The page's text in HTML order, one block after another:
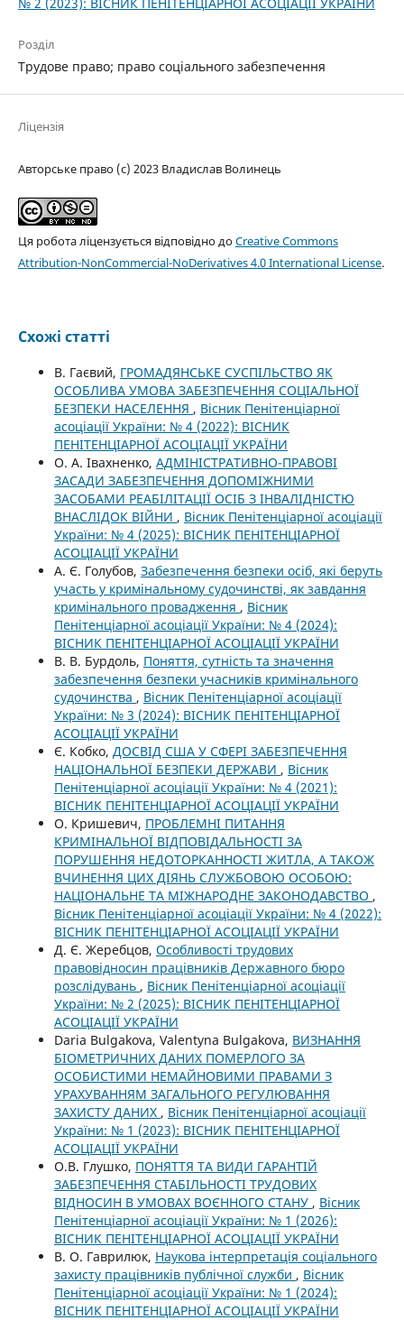
Розділ
Трудове право; право соціального забезпечення
Ліцензія
Авторське право (c) 2023 Владислав Волинець
Ця робота ліцензується відповідно доCreative Commons
Attribution-NonCommercial-NoDerivatives 4.0 International License.
Схожі статті
В. Гаєвий, ГРОМАДЯНСЬКЕ СУСПІЛЬСТВО ЯК
ОСОБЛИВА УМОВА ЗАБЕЗПЕЧЕННЯ СОЦІАЛЬНОЇ
БЕЗПЕКИ НАСЕЛЕННЯ , Вісник Пенітенціарної
асоціації України: № 4 (2022): ВІСНИК
ПЕНІТЕНЦІАРНОЇ АСОЦІАЦІЇ УКРАЇНИ
О. А. Івахненко, АДМІНІСТРАТИВНО-ПРАВОВІ
ЗАСАДИ ЗАБЕЗПЕЧЕННЯ ДОПОМІЖНИМИ
ЗАСОБАМИ РЕАБІЛІТАЦІЇ ОСІБ З ІНВАЛІДНІСТЮ
ВНАСЛІДОК ВІЙНИ , Вісник Пенітенціарної асоціації
України: № 4 (2025): ВІСНИК ПЕНІТЕНЦІАРНОЇ
АСОЦІАЦІЇ УКРАЇНИ
А. Є. Голубов, Забезпечення безпеки осіб, які беруть
участь у кримінальному судочинстві, як завдання
кримінального провадження , Вісник
Пенітенціарної асоціації України: № 4 (2024):
ВІСНИК ПЕНІТЕНЦІАРНОЇ АСОЦІАЦІЇ УКРАЇНИ
В. В. Бурдоль, Поняття, сутність та значення
забезпечення безпеки учасників кримінального
судочинства , Вісник Пенітенціарної асоціації
України: № 3 (2024): ВІСНИК ПЕНІТЕНЦІАРНОЇ
АСОЦІАЦІЇ УКРАЇНИ
Є. Кобко, ДОСВІД США У СФЕРІ ЗАБЕЗПЕЧЕННЯ
НАЦІОНАЛЬНОЇ БЕЗПЕКИ ДЕРЖАВИ , Вісник
Пенітенціарної асоціації України: № 4 (2021):
ВІСНИК ПЕНІТЕНЦІАРНОЇ АСОЦІАЦІЇ УКРАЇНИ
О. Кришевич, ПРОБЛЕМНІ ПИТАННЯ
КРИМІНАЛЬНОЇ ВІДПОВІДАЛЬНОСТІ ЗА
ПОРУШЕННЯ НЕДОТОРКАННОСТІ ЖИТЛА, А ТАКОЖ
ВЧИНЕННЯ ЦИХ ДІЯНЬ СЛУЖБОВОЮ ОСОБОЮ:
НАЦІОНАЛЬНЕ ТА МІЖНАРОДНЕ ЗАКОНОДАВСТВО ,
Вісник Пенітенціарної асоціації України: № 4 (2022):
ВІСНИК ПЕНІТЕНЦІАРНОЇ АСОЦІАЦІЇ УКРАЇНИ
Д. Є. Жеребцов, Особливості трудових
правовідносин працівників Державного бюро
розслідувань , Вісник Пенітенціарної асоціації
України: № 2 (2025): ВІСНИК ПЕНІТЕНЦІАРНОЇ
АСОЦІАЦІЇ УКРАЇНИ
Daria Bulgakova, Valentyna Bulgakova, ВИЗНАННЯ
БІОМЕТРИЧНИХ ДАНИХ ПОМЕРЛОГО ЗА
ОСОБИСТИМИ НЕМАЙНОВИМИ ПРАВАМИ З
УРАХУВАННЯМ ЗАГАЛЬНОГО РЕГУЛЮВАННЯ
ЗАХИСТУ ДАНИХ , Вісник Пенітенціарної асоціації
України: № 1 (2023): ВІСНИК ПЕНІТЕНЦІАРНОЇ
АСОЦІАЦІЇ УКРАЇНИ
О.В. Глушко, ПОНЯТТЯ ТА ВИДИ ГАРАНТІЙ
ЗАБЕЗПЕЧЕННЯ СТАБІЛЬНОСТІ ТРУДОВИХ
ВІДНОСИН В УМОВАХ ВОЄННОГО СТАНУ , Вісник
Пенітенціарної асоціації України: № 1 (2026):
ВІСНИК ПЕНІТЕНЦІАРНОЇ АСОЦІАЦІЇ УКРАЇНИ
В. О. Гаврилюк, Наукова інтерпретація соціального
захисту працівників публічної служби , Вісник
Пенітенціарної асоціації України: № 1 (2024):
ВІСНИК ПЕНІТЕНЦІАРНОЇ АСОЦІАЦІЇ УКРАЇНИ